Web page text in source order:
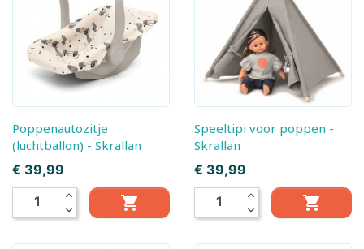
Poppenautozitje
(luchtballon) - Skrallan
Prijs
€ 39,99
expand_less
expand_more

Speeltipi voor poppen -
Skrallan
Prijs
€ 39,99
expand_less
expand_more
